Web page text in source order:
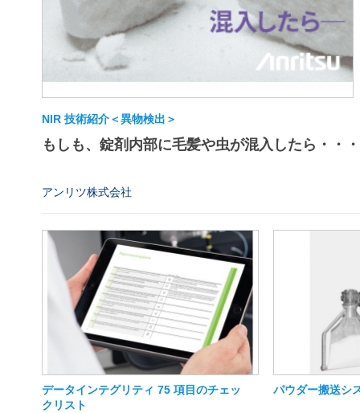
NIR 技術紹介＜異物検出＞
もしも、錠剤内部に毛髪や虫が混入したら・・・
アンリツ株式会社
データインテグリティ 75 項目のチェッ
クリスト
パウダー搬送シ